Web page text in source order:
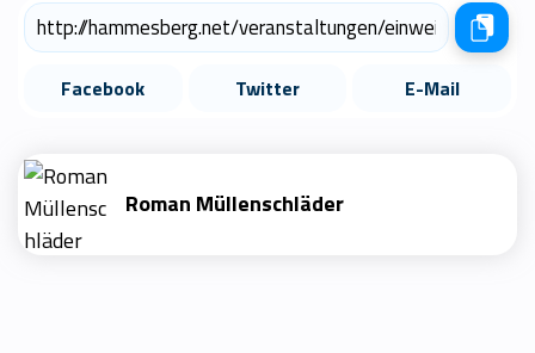
Facebook Twitter E-Mail
Roman Müllenschläder